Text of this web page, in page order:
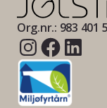
Org.nr.: 983 401